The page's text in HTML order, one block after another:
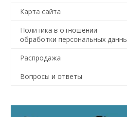
Карта сайта
Политика в отношении
обработки персональных
Распродажа
Вопросы и ответы